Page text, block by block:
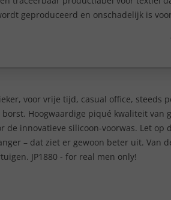
geproduceerd en onschadelijk is
voor vrije tijd, casual office, steeds
borst. Hoogwaardige piqué kwaliteit van
de innovatieve silicoon-voorwas. Let op
– dat ziet er gewoon beter uit. Van
JP1880 - for real men only!